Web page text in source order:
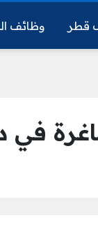
قطر وظائف
في